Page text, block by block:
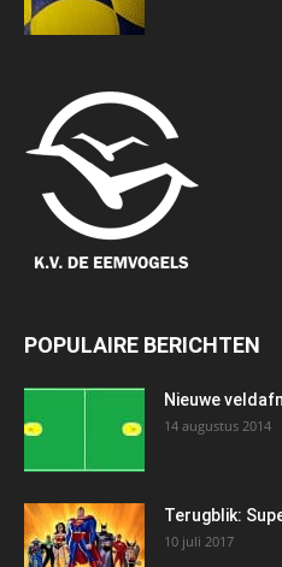
POPULAIRE BERICHTEN
Nieuwe
14 augustus 2014
Terugblik:
10 juli 2017